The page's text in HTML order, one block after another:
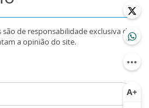
de responsabilidade exclusiva de
a opinião do site.